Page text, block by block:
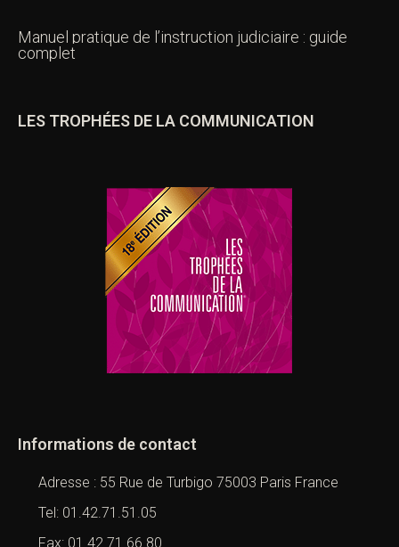
Manuel pratique de l’instruction judiciaire : guide
complet
LES TROPHÉES DE LA COMMUNICATION
Informations de contact
Adresse : 55 Rue de Turbigo 75003 Paris France
Tel: 01.42.71.51.05
Fax: 01.42.71.66.80